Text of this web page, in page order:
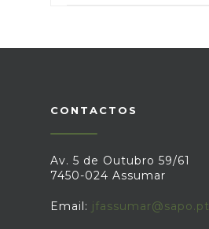
CONTACTOS
Av. 5 de Outubro 59/61
7450-024 Assumar
Email: jfassumar@sapo.pt